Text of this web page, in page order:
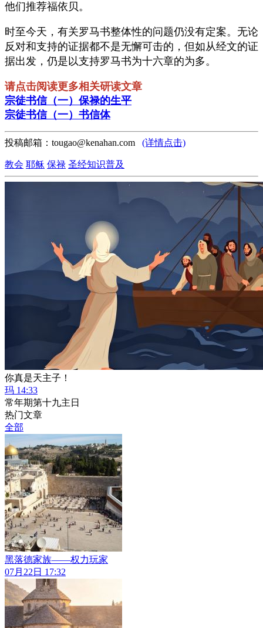
他们推荐福依贝。
时至今天，有关罗马书整体性的问题仍没有定案。无论
反对和支持的证据都不是无懈可击的，但如从经文的证
据出发，仍是以支持罗马书为十六章的为多。
请点击阅读更多相关研读文章
宗徒书信（一）保禄的生平
宗徒书信（一）书信体
投稿邮箱：tougao@kenahan.com (详情点击)
教会 耶稣 保禄 圣经知识普及
你真是天主子！
玛 14:33
常年期第十九主日
热门文章
全部
黑落德家族——权力玩家
07月22日 17:32